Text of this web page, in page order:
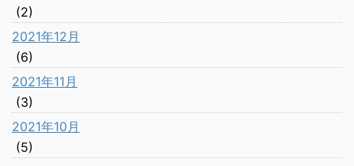
(2)
2021年12月
(6)
2021年11月
(3)
2021年10月
(5)